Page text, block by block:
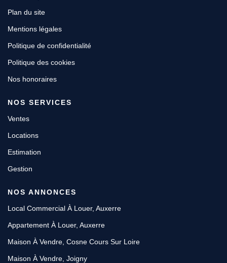
Plan du site
Mentions légales
Politique de confidentialité
Politique des cookies
Nos honoraires
NOS SERVICES
Ventes
Locations
Estimation
Gestion
NOS ANNONCES
Local Commercial À Louer, Auxerre
Appartement À Louer, Auxerre
Maison À Vendre, Cosne Cours Sur Loire
Maison À Vendre, Joigny